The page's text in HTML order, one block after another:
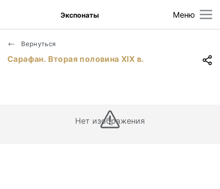
Меню
Экспонаты
Вернуться
Сарафан. Вторая половина ХIХ в.
Нет изображения